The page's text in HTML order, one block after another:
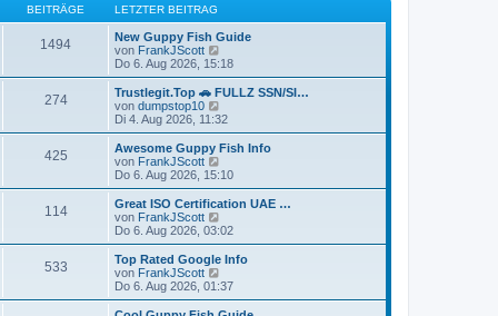
a
gi
t
r
a
g
e
r
B
e
i
t
r
a
g
BEITRÄGE LETZTER BEITRAG
1494
New Guppy Fish Guide
von FrankJScott
e
u
e
t
r
B
e
i
r
g
Do 6. Aug 2026, 15:18
274
Trustlegit.Top 🚗 FULLZ SSN/SI…
von dumpstop10
e
u
e
t
r
B
e
i
r
g
Di 4. Aug 2026, 11:32
425
Awesome Guppy Fish Info
von FrankJScott
e
u
e
t
r
B
e
i
Do 6. Aug 2026, 15:10
114
Great ISO Certification UAE …
von FrankJScott
e
u
e
t
r
Do 6. Aug 2026, 03:02
533
Top Rated Google Info
von FrankJScott
e
u
e
Do 6. Aug 2026, 01:37